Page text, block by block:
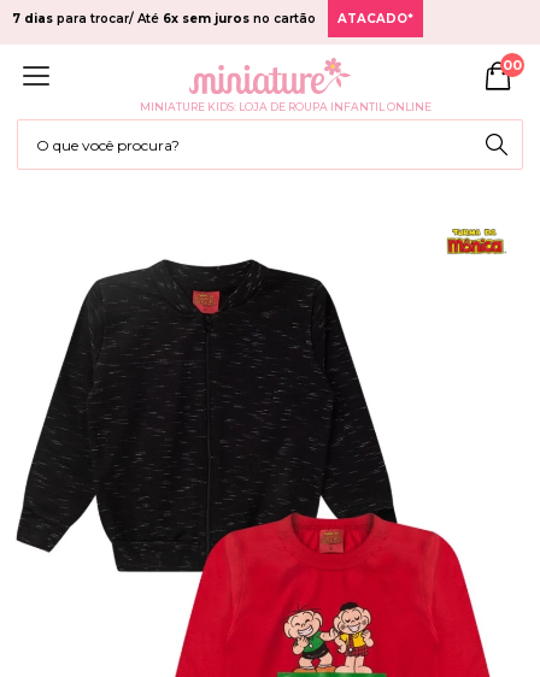
7 dias para trocar/ Até 6x sem juros no cartão ATACADO*
MINIATURE KIDS: LOJA DE ROUPA INFANTIL ONLINE
00